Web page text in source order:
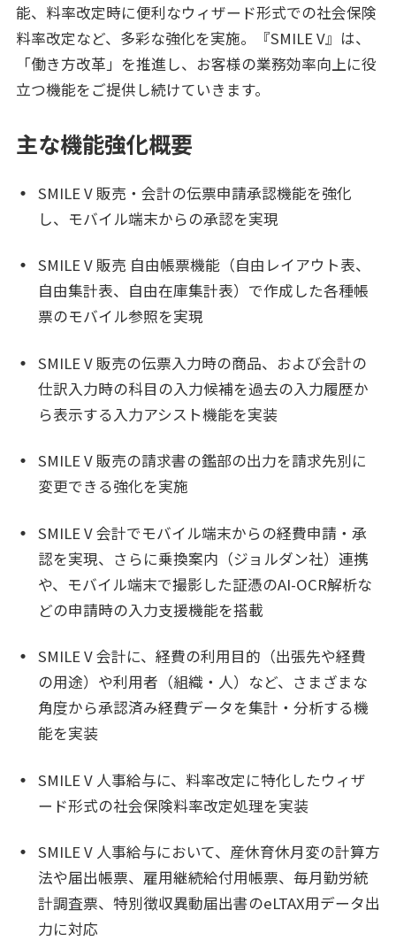
能、料率改定時に便利なウィザード形式での社会保険
料率改定など、多彩な強化を実施。『SMILE V』は、
「働き方改革」を推進し、お客様の業務効率向上に役
立つ機能をご提供し続けていきます。
主な機能強化概要
SMILE V 販売・会計の伝票申請承認機能を強化
し、モバイル端末からの承認を実現
SMILE V 販売 自由帳票機能（自由レイアウト表、
自由集計表、自由在庫集計表）で作成した各種帳
票のモバイル参照を実現
SMILE V 販売の伝票入力時の商品、および会計の
仕訳入力時の科目の入力候補を過去の入力履歴か
ら表示する入力アシスト機能を実装
SMILE V 販売の請求書の鑑部の出力を請求先別に
変更できる強化を実施
SMILE V 会計でモバイル端末からの経費申請・承
認を実現、さらに乗換案内（ジョルダン社）連携
や、モバイル端末で撮影した証憑のAI-OCR解析な
どの申請時の入力支援機能を搭載
SMILE V 会計に、経費の利用目的（出張先や経費
の用途）や利用者（組織・人）など、さまざまな
角度から承認済み経費データを集計・分析する機
能を実装
SMILE V 人事給与に、料率改定に特化したウィザ
ード形式の社会保険料率改定処理を実装
SMILE V 人事給与において、産休育休月変の計算方
法や届出帳票、雇用継続給付用帳票、毎月勤労統
計調査票、特別徴収異動届出書のeLTAX用データ出
力に対応